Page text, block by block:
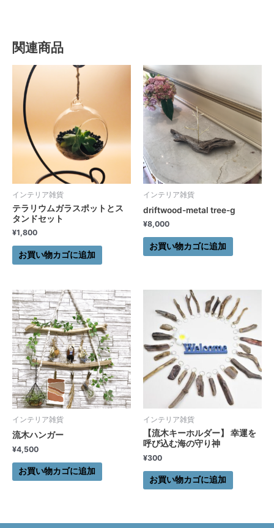
関連商品
インテリア雑貨
テラリウムガラスポットとス
タンドセット
¥1,800
お買い物カゴに追加
インテリア雑貨
driftwood-metal tree-g
¥8,000
お買い物カゴに追加
インテリア雑貨
流木ハンガー
¥4,500
お買い物カゴに追加
インテリア雑貨
【流木キーホルダー】 幸運を
呼び込む海の守り神
¥300
お買い物カゴに追加